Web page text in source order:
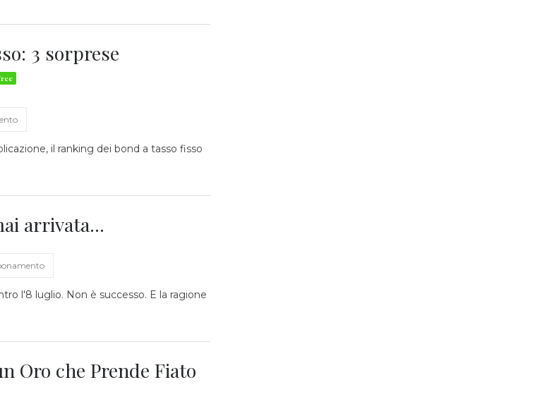
3 sorprese
il ranking dei bond a tasso fisso
arrivata...
l'8 luglio. Non è successo. E la ragione
Oro che Prende Fiato